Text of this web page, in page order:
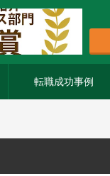
転職成功事例